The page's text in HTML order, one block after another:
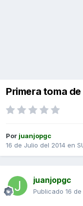
Primera toma
Por juanjopgc
16 de Julio del 2014 en
juanjopgc
Publicado 16